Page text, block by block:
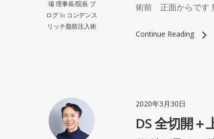
場 理事長/院長 ブ
ログ In コンデンス
リッチ脂肪注入術
術前 正面からです
Continue Reading
2020年3月30日
DS 全切開＋